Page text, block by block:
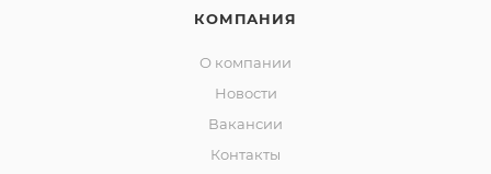
КОМПАНИЯ
О компании
Новости
Вакансии
Контакты